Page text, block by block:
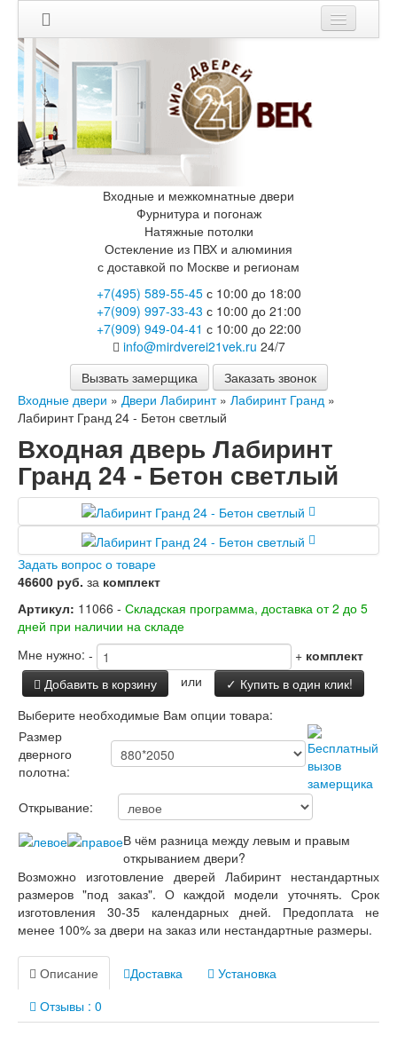
Входные и межкомнатные двери
Фурнитура и погонаж
Натяжные потолки
Остекление из ПВХ и алюминия
с доставкой по Москве и регионам
+7(495) 589-55-45с 10:00 до 18:00
+7(909) 997-33-43 с 10:00 до 21:00
+7(909) 949-04-41 с 10:00 до 22:00
info@mirdverei21vek.ru 24/7
Вызвать замерщика
Заказать звонок
Входные двери » Двери Лабиринт» Лабиринт Гранд »
Лабиринт Гранд 24 - Бетон светлый
Входная дверь Лабиринт
Гранд 24 - Бетон светлый
Задать вопрос о товаре
46600 руб. за комплект
Артикул: 11066 - Складская программа, доставка от 2 до 5
дней при наличии на складе
Мне нужно: - + комплект
Добавить в корзину
или
✓ Купить в один клик!
Выберите необходимые Вам опции товара:
Размер
дверного
полотна:
Открывание:
В чём разница между левым и правым
открыванием двери?
Возможно изготовление дверей Лабиринт нестандартных
размеров "под заказ". О каждой модели уточнять. Срок
изготовления 30-35 календарных дней. Предоплата не
менее 100% за двери на заказ или нестандартные размеры.
Описание Доставка
Установка
Отзывы : 0